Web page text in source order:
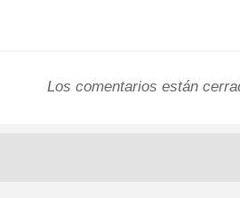
Los comentarios están